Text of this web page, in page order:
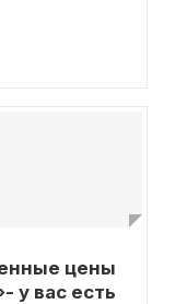
цены
у вас есть